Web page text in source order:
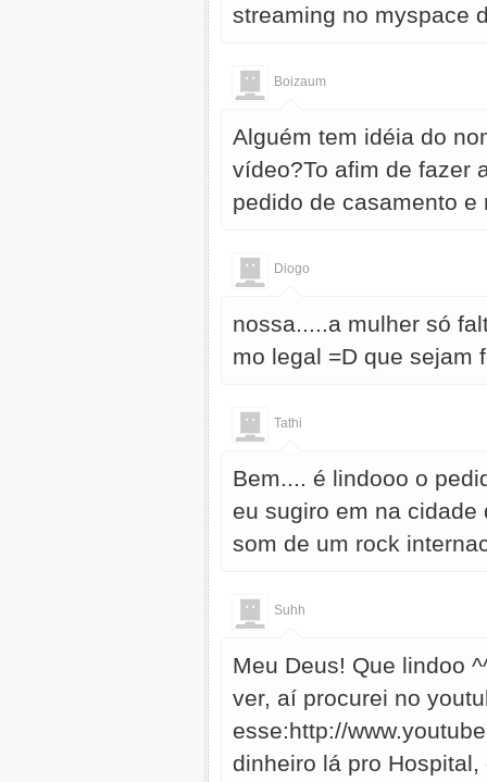
streaming no myspace
Boizaum
Alguém tem idéia do
vídeo?To afim de fazer
pedido de casamento e
Diogo
nossa.....a mulher só
mo legal =D que sejam
Tathi
Bem.... é lindooo o
eu sugiro em na
som de um rock
Suhh
Meu Deus! Que lindoo
ver, aí procurei no
esse:http://
dinheiro lá pro